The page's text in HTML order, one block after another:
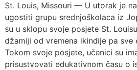
St. Louis, Missouri — U utorak je
ugostiti grupu srednjoškolaca iz
su u sklopu svoje posjete St.
džamiji od vremena ikindije pa sve
Tokom svoje posjete, učenici su
prisustvovati edukativnom času o